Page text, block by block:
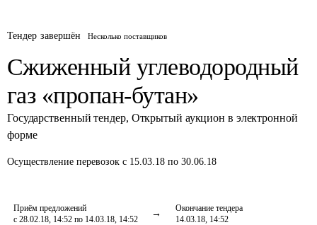
Тендер завершён Несколько поставщиков
Сжиженный углеводородный
газ «пропан-бутан»
Государственный тендер, Открытый аукцион в электронной
форме
Осуществление перевозок с 15.03.18 по 30.06.18
Приём предложений
с 28.02.18, 14:52 по 14.03.18, 14:52
Окончание тендера
14.03.18, 14:52